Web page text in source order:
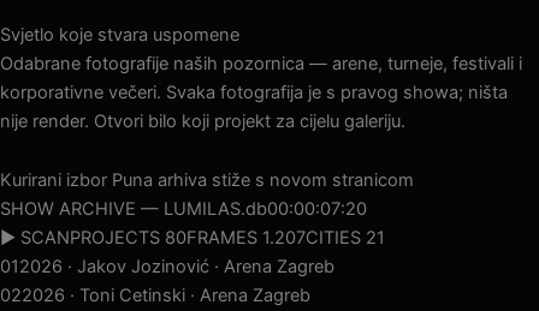
Svjetlo koje stvara uspomene
Odabrane fotografije naših pozornica — arene, turneje, festivali i
korporativne večeri. Svaka fotografija je s pravog showa; ništa
nije render. Otvori bilo koji projekt za cijelu galeriju.
Kurirani izbor Puna arhiva stiže s novom stranicom
SHOW ARCHIVE — LUMILAS.db00:00:09:05
▶ SCANPROJECTS 80FRAMES 1.207CITIES 21
012026 · Jakov Jozinović · Arena Zagreb
022026 · Toni Cetinski · Arena Zagreb